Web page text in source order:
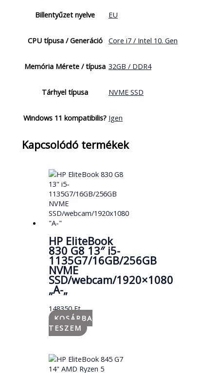
Billentyűzet nyelve EU
CPU típusa / Generáció Core i7 / Intel 10. Gen
Memória Mérete / típusa 32GB / DDR4
Tárhyel típusa NVME SSD
Windows 11 kompatibilis? Igen
Kapcsolódó termékek
HP EliteBook
830 G8 13″ i5-
1135G7/16GB/256GB
NVME
SSD/webcam/1920×1080
„A-„
148350Ft
KOSÁRBA
TESZEM